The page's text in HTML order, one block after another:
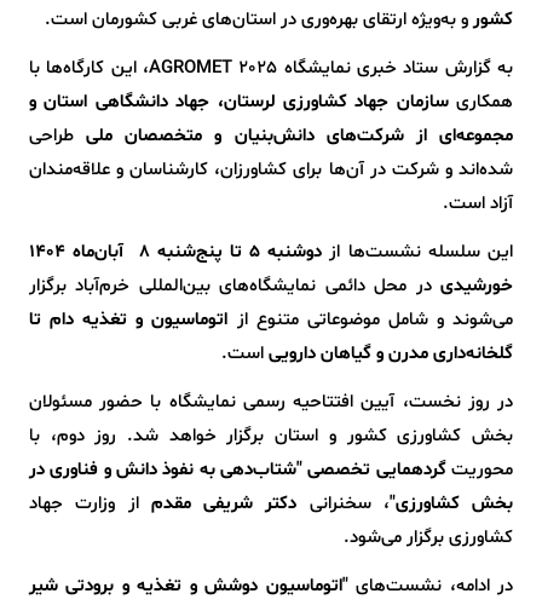
کشورو به‌ویژه ارتقای بهره‌وری در استان‌های غربی کشورمان است.
به گزارش ستاد خبری نمایشگاه AGROMET 2025، این کارگاه‌ها با
همکاریسازمان جهاد کشاورزی لرستان، جهاد دانشگاهی استان و
مجموعه‌ای از شرکت‌های دانش‌بنیان و متخصصان ملیطراحی
شده‌اند و شرکت در آن‌ها برای کشاورزان، کارشناسان و علاقه‌مندان
آزاد است.
این سلسله نشست‌ها از
دوشنبه 5 تا پنج‌شنبه 8 آبان‌ماه ۱۴۰۴
خورشیدی در محل دائمی نمایشگاه‌های بین‌المللی خرم‌آباد برگزار
می‌شوند و شامل موضوعاتی متنوع از اتوماسیون و تغذیه دام تا
گلخانه‌داری مدرن و گیاهان داروییاست.
در روز نخست، آیین افتتاحیه رسمی نمایشگاه با حضور مسئولان
بخش کشاورزی کشور و استان برگزار خواهد شد. روز دوم، با
محوریتگردهمایی تخصصی "شتاب‌دهی به نفوذ دانش و فناوری در
بخش کشاورزی"، سخنرانی دکتر شریفی مقدم از وزارت جهاد
کشاورزی برگزار می‌شود.
در ادامه، نشست‌های"اتوماسیون دوشش و تغذیه و برودتی شیر